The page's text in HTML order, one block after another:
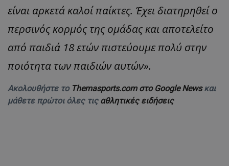
είναι αρκετά καλοί παίκτες. Έχει διατηρηθεί ο
περσινός κορμός της ομάδας και αποτελείτο
από παιδιά 18 ετών πιστεύουμε πολύ στην
ποιότητα των παιδιών αυτών».
Ακολουθήστε το Themasports.com στο Google Newsκαι
μάθετε πρώτοι όλες τις αθλητικές ειδήσεις